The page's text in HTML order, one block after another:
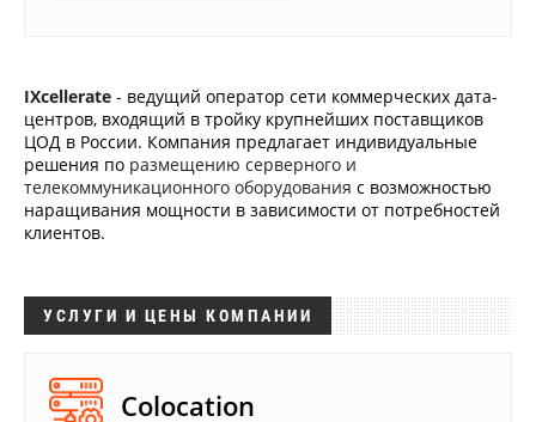
Аналитика
Техника
ТВ
Об
Вакансии
Max
Дзен
IXcellerate - ведущий оператор сети коммерческих дата-
центров, входящий в тройку крупнейших поставщиков
ЦОД в России. Компания предлагает индивидуальные
решения по размещению серверного и
телекоммуникационного оборудования с возможностью
наращивания мощности в зависимости от потребностей
клиентов.
УСЛУГИ И ЦЕНЫ КОМПАНИИ
Colocation